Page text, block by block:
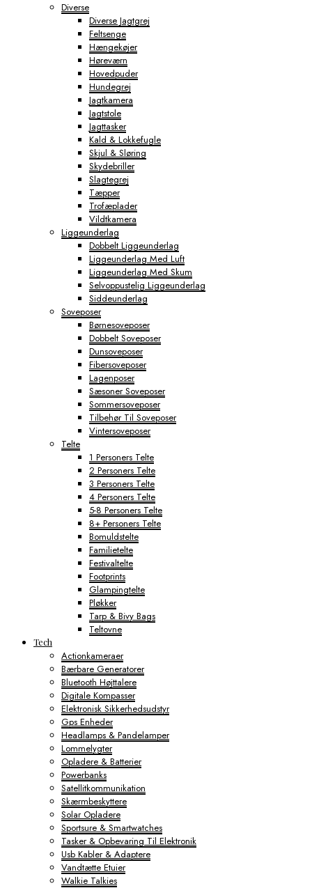
Diverse
Diverse Jagtgrej
Feltsenge
Hængekøjer
Høreværn
Hovedpuder
Hundegrej
Jagtkamera
Jagtstole
Jagttasker
Kald & Lokkefugle
Skjul & Sløring
Skydebriller
Slagtegrej
Tæpper
Trofæplader
Vildtkamera
Liggeunderlag
Dobbelt Liggeunderlag
Liggeunderlag Med Luft
Liggeunderlag Med Skum
Selvoppustelig Liggeunderlag
Siddeunderlag
Soveposer
Børnesoveposer
Dobbelt Soveposer
Dunsoveposer
Fibersoveposer
Lagenposer
Sæsoner Soveposer
Sommersoveposer
Tilbehør Til Soveposer
Vintersoveposer
Telte
1 Personers Telte
2 Personers Telte
3 Personers Telte
4 Personers Telte
5-8 Personers Telte
8+ Personers Telte
Bomuldstelte
Familietelte
Festivaltelte
Footprints
Glampingtelte
Pløkker
Tarp & Bivy Bags
Teltovne
Tech
Actionkameraer
Bærbare Generatorer
Bluetooth Højttalere
Digitale Kompasser
Elektronisk Sikkerhedsudstyr
Gps Enheder
Headlamps & Pandelamper
Lommelygter
Opladere & Batterier
Powerbanks
Satellitkommunikation
Skærmbeskyttere
Solar Opladere
Sportsure & Smartwatches
Tasker & Opbevaring Til Elektronik
Usb Kabler & Adaptere
Vandtætte Etuier
Walkie Talkies